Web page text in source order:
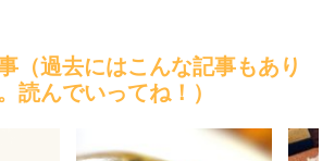
（過去にはこんな記事もあり
読んでいってね！）